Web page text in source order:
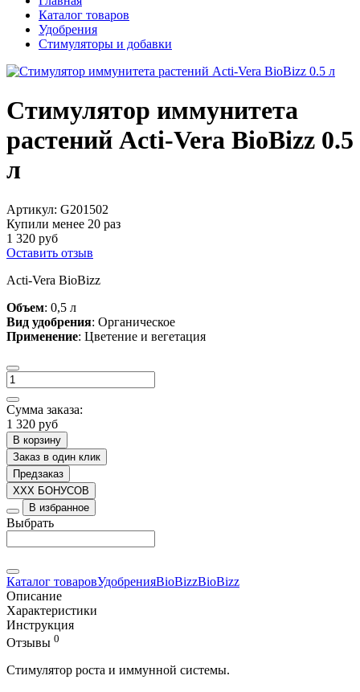
Каталог товаров
Удобрения
Стимуляторы и добавки
Стимулятор иммунитета
растений Acti-Vera BioBizz 0.5
л
Артикул: G201502
Купили менее 20 раз
1 320 руб
Оставить отзыв
Acti-Vera BioBizz
Объем: 0,5 л
Вид удобрения: Органическое
Применение: Цветение и вегетация
Сумма заказа:
1 320 руб
В корзину
Заказ в один клик
Предзаказ
XXX БОНУСОВ
В избранное
Выбрать
Каталог товаровУдобренияBioBizzBioBizz
Описание
Характеристики
Инструкция
Отзывы 0
Стимулятор роста и иммунной системы.